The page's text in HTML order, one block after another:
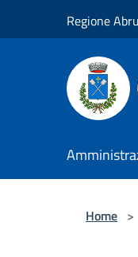
Regione
Home >